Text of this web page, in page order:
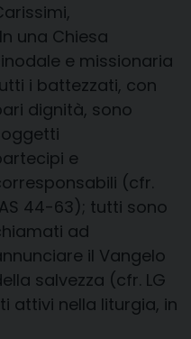
una Chiesa
e missionaria
i battezzati, con
dignità, sono
e
(cfr.
44-63); tutti sono
ad
il Vangelo
salvezza (cfr. LG
attivi nella liturgia, in